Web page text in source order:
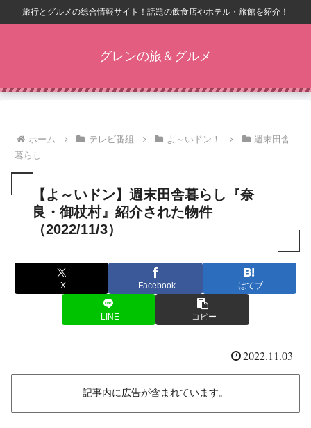
旅行とグルメの総合情報サイト！話題の飲食店やホテル・旅館を紹介！
グレンの旅＆グルメ
ホーム テレビ番組 よ～いドン！
週末田舎
暮らし
【よ～いドン】週末田舎暮らし『奈
良・御杖村』紹介された物件
（2022/11/3）
X Facebook はてブ
LINE コピー
2022.11.03
記事内に広告が含まれています。